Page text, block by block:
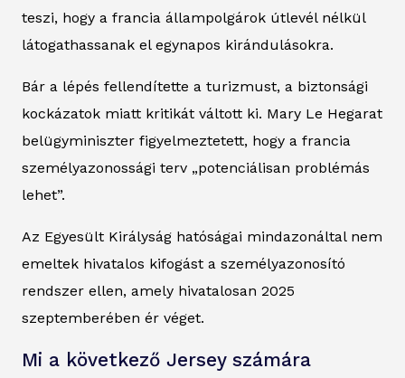
teszi, hogy a francia állampolgárok útlevél nélkül
látogathassanak el egynapos kirándulásokra.
Bár a lépés fellendítette a turizmust, a biztonsági
kockázatok miatt kritikát váltott ki. Mary Le Hegarat
belügyminiszter figyelmeztetett, hogy a francia
személyazonossági terv „potenciálisan problémás
lehet”.
Az Egyesült Királyság hatóságai mindazonáltal nem
emeltek hivatalos kifogást a személyazonosító
rendszer ellen, amely hivatalosan 2025
szeptemberében ér véget.
Mi a következő Jersey számára